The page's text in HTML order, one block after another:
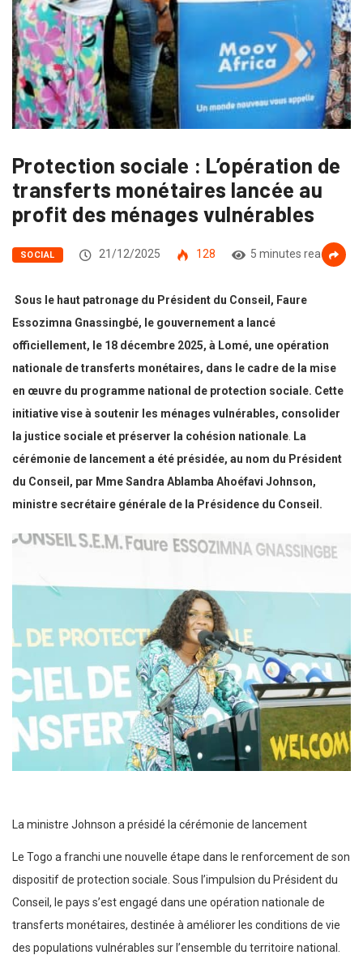
Protection sociale : L’opération de
transferts monétaires lancée au
profit des ménages vulnérables
SOCIAL 21/12/2025 128 5 minutes read
Sous le haut patronage du Président du Conseil, Faure
Essozimna Gnassingbé, le gouvernement a lancé
officiellement, le 18 décembre 2025, à Lomé, une opération
nationale de transferts monétaires, dans le cadre de la mise
en œuvre du programme national de protection sociale. Cette
initiative vise à soutenir les ménages vulnérables, consolider
la justice sociale et préserver la cohésion nationale. La
cérémonie de lancement a été présidée, au nom du Président
du Conseil, par Mme Sandra Ablamba Ahoéfavi Johnson,
ministre secrétaire générale de la Présidence du Conseil.
La ministre Johnson a présidé la cérémonie de lancement
Le Togo a franchi une nouvelle étape dans le renforcement de son
dispositif de protection sociale. Sous l’impulsion du Président du
Conseil, le pays s’est engagé dans une opération nationale de
transferts monétaires, destinée à améliorer les conditions de vie
des populations vulnérables sur l’ensemble du territoire national.